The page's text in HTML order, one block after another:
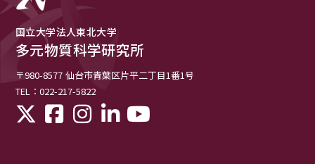
国立大学法人東北大学
多元物質科学研究所
〒980-8577 仙台市青葉区片平二丁目1番1号
TEL：022-217-5822